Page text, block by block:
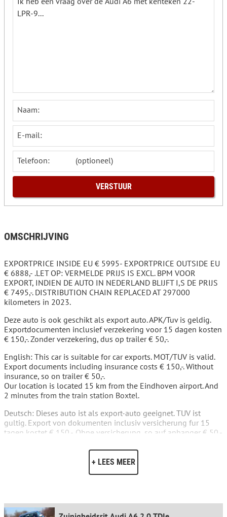
Naam:
E-mail:
Telefoon:
OMSCHRIJVING
EXPORTPRICE INSIDE EU € 5995- EXPORTPRICE OUTSIDE EU
€ 6888,- .LET OP: VERMELDE PRIJS IS EXCL. BPM VOOR
EXPORT, INDIEN DE AUTO IN NEDERLAND BLIJFT I,S DE PRIJS
€ 7495,-. DISTRIBUTION CHAIN REPLACED AT 297000
kilometers in 2023.
Deze auto is ook geschikt als export auto. APK/Tuv is geldig.
Exportdocumenten inclusief verzekering voor 15 dagen kosten
€ 150,-. Zonder verzekering, dus op trailer € 50,-.
English: This car is suitable for car exports. MOT/TUV is valid.
Export documents including insurance costs € 150,-. Without
insurance, so on trailer € 50,-.
Our location is located 15 km from the Eindhoven airport. And
2 minutes from the train station Boxtel.
Deutsch: Dieses auto ist als export-auto geeignet. TUV ist
gultig. Export von dokumenten inclusiv versicherung fur 15
tagen kostet € 150,-. Ohne versicherung, so auf anhanger € 50,-.
entfernt. Und nur 2 Minuten vom Bahnhof Boxtel.
d'Eindhoven. Et à 2 minutes de la gare Boxtel.
+ LEES MEER